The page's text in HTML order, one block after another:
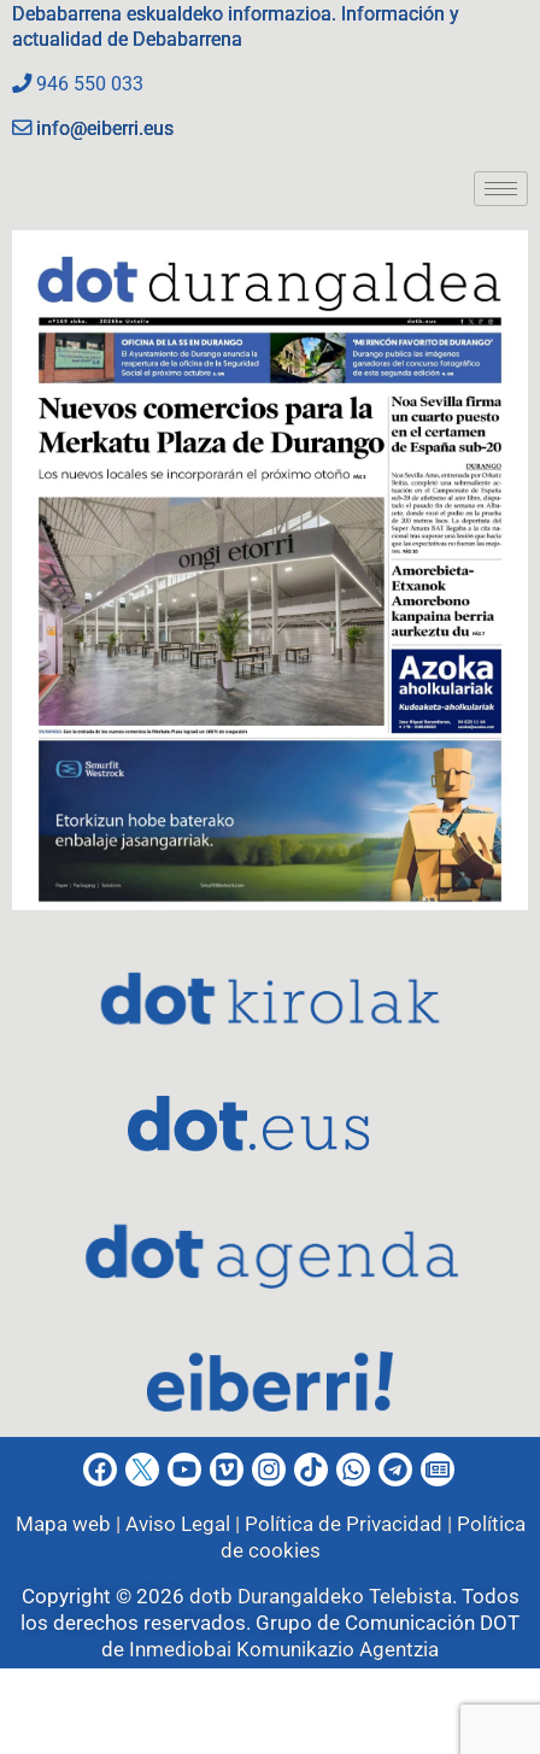
Debabarrena eskualdeko informazioa. Información y
actualidad de Debabarrena
946 550 033
info@eiberri.eus
Mapa web | Aviso Legal | Política de Privacidad | Política
de cookies
Copyright © 2026 dotb Durangaldeko Telebista. Todos
los derechos reservados. Grupo de Comunicación DOT
de Inmediobai Komunikazio Agentzia